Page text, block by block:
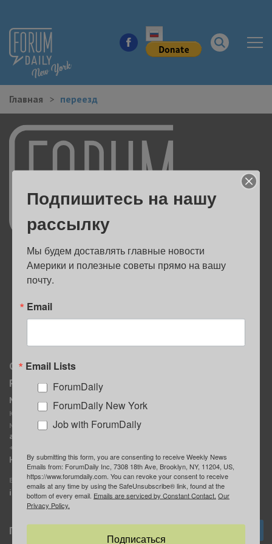
НОВОСТИ ГОРОДА
КУДА ПОЙТИ В ГОРОДЕ
ЗДОРОВЬЕ
РАБОТА И БИЗНЕС
ЖИЛЬЕ
ОБРАЗОВАНИЕ
Главная переезд
О нас
Реклама
MediaKit
Контактное лицо:
Марина Баранчук
ad@forumdaily.com
+1 347-604-1261
Наши рекламодатели
E-mail редакции:
info@forumdaily.com
Группа “ИЩУ СОВЕТА”
ForumDaily
Подписка
Подпишитесь на нашу
рассылку
Мы будем доставлять главные новости
Америки и полезные советы прямо на вашу
почту.
Email
Email Lists
ForumDaily
ForumDaily New York
Job with ForumDaily
By submitting this form, you are consenting to receive Weekly News
Emails from: ForumDaily Inc, 7308 18th Ave, Brooklyn, NY, 11204, US,
https://www.forumdaily.com. You can revoke your consent to receive
emails at any time by using the SafeUnsubscribe® link, found at the
bottom of every email. Emails are serviced by Constant Contact. Our
Privacy Policy.
Подписаться